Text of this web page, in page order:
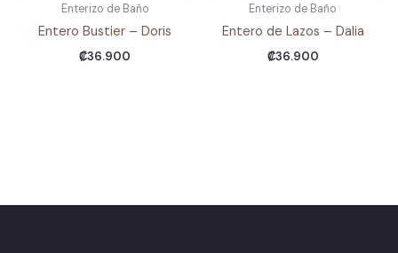
Enterizo de Baño
Entero Bustier – Doris
₡36.900
Enterizo de Baño
Entero de Lazos – Dalia
₡36.900